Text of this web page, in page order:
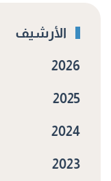
الأرشيف
2026
2025
2024
2023